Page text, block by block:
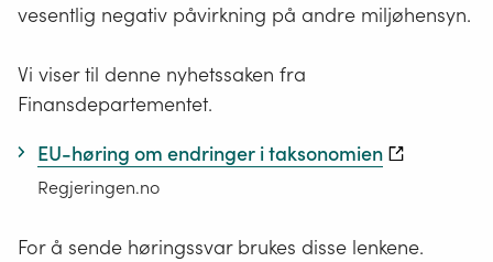
vesentlig negativ påvirkning på andre miljøhensyn.
Vi viser til denne nyhetssaken fra
Finansdepartementet.
EU-høring om endringer i taksonomien
Regjeringen.no
For å sende høringssvar brukes disse lenkene.